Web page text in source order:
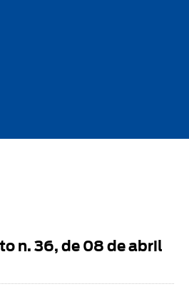
n. 36, de 08 de abril